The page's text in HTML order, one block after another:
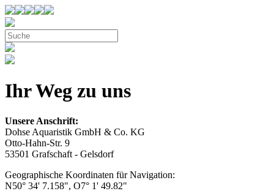
Ihr Weg zu uns
Unsere Anschrift:
Dohse Aquaristik GmbH & Co. KG
Otto-Hahn-Str. 9
53501 Grafschaft - Gelsdorf
Geographische Koordinaten für Navigation:
N50° 34' 7.158", O7° 1' 49.82"